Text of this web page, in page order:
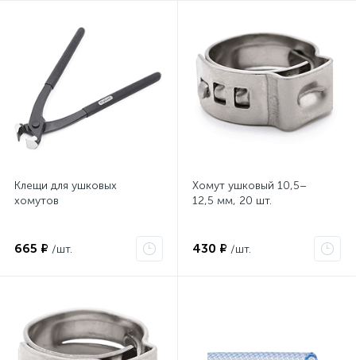
Клещи для ушковых
хомутов
665 ₽ /шт.
Хомут ушковый 10,5–
12,5 мм, 20 шт.
430 ₽ /шт.